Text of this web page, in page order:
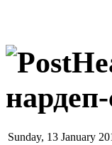
Sunday, 13 January